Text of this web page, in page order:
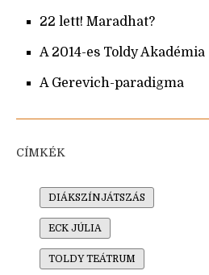
22 lett! Maradhat?
A 2014-es Toldy Akadémia
A Gerevich-paradigma
CÍMKÉK
DIÁKSZÍNJÁTSZÁS
ECK JÚLIA
TOLDY TEÁTRUM